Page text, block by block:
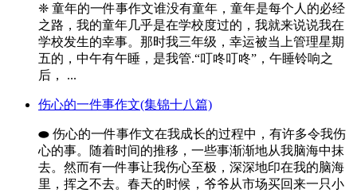
❈ 童年的一件事作文谁没有童年，童年是每个人的必经
之路，我的童年几乎是在学校度过的，我就来说说我在
学校发生的幸事。那时我三年级，幸运被当上管理星期
五的，中午有午睡，是我管.“叮咚叮咚”，午睡铃响之
后， ...
伤心的一件事作文(集锦十八篇)
⬬ 伤心的一件事作文在我成长的过程中，有许多令我伤
心的事。随着时间的推移，一些事渐渐地从我脑海中抹
去。然而有一件事让我伤心至极，深深地印在我的脑海
里，挥之不去。春天的时候，爷爷从市场买回来一只小